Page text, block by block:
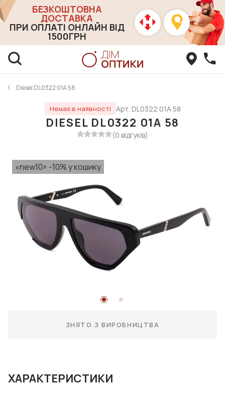
БЕЗКОШТОВНА
ДОСТАВКА
ПРИ ОПЛАТІ ОНЛАЙН ВІД
1500ГРН
Diesel DL0322 01A 58
Немає в наявності Арт. DL0322 01A 58
DIESEL DL0322 01A 58
(0 відгуків)
«new10» -10% у кошику
ЗНЯТО З ВИРОБНИЦТВА
ХАРАКТЕРИСТИКИ